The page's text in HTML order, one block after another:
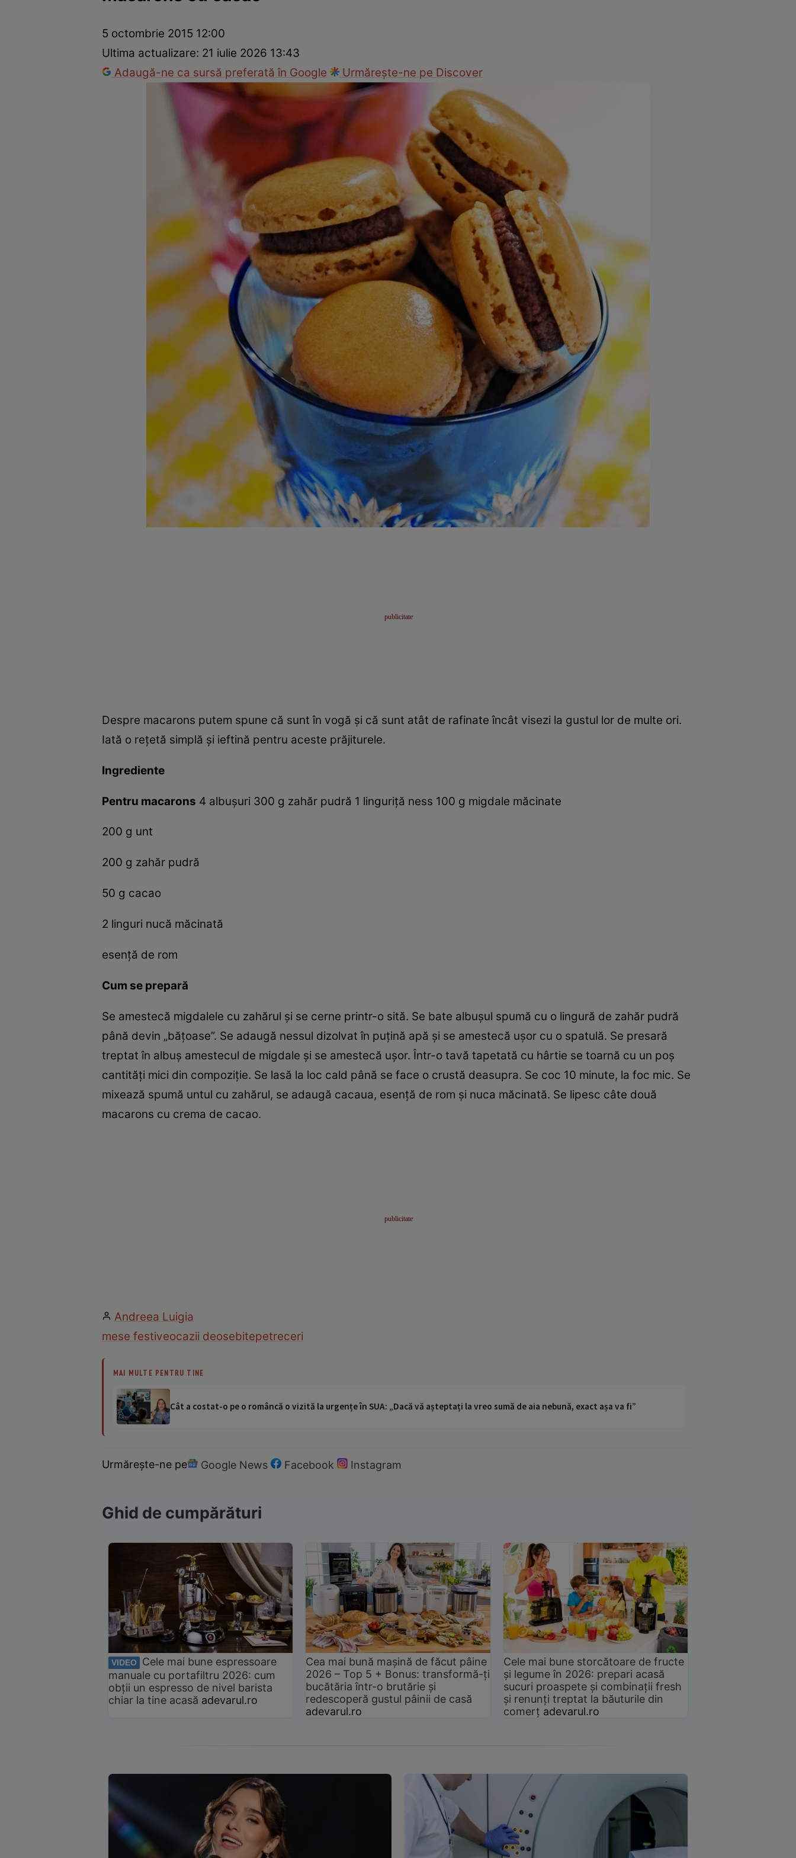
Mâncăruri rapideRețete cu legume
5 octombrie 2015 12:00
Ultima actualizare: 21 iulie 2026 13:43
Adaugă-ne ca sursă preferată în Google
Urmărește-ne pe Discover
Despre macarons putem spune că sunt în vogă şi că sunt atât de rafinate încât visezi la gustul lor de multe ori.
Iată o reţetă simplă şi ieftină pentru aceste prăjiturele.
Ingrediente
Pentru macarons 4 albuşuri 300 g zahăr pudră 1 linguriţă ness 100 g migdale măcinate
200 g unt
200 g zahăr pudră
50 g cacao
2 linguri nucă măcinată
esenţă de rom
Cum se prepară
Se amestecă migdalele cu zahărul şi se cerne printr-o sită. Se bate albuşul spumă cu o lingură de zahăr pudră
până devin „băţoase”. Se adaugă nessul dizolvat în puţină apă şi se amestecă uşor cu o spatulă. Se presară
treptat în albuş amestecul de migdale şi se amestecă uşor. ­Într-o tavă tapetată cu hârtie se toarnă cu un poş
cantităţi mici din compoziţie. Se ­lasă la loc cald până se ­face o crustă deasupra. Se coc 10 minute, la foc mic. Se
mixează spumă ­untul cu zahărul, se adaugă cacaua, esenţă de rom şi ­nuca măcinată. Se lipesc ­câte două
macarons cu crema de cacao.
Andreea Luigia
mese festiveocazii deosebitepetreceri
MAI MULTE PENTRU TINE
Cât a costat-o pe o româncă o vizită la urgențe în SUA: „Dacă vă așteptați la vreo sumă de aia nebună, exact așa va fi”
Urmărește-ne pe Google News Facebook Instagram
Ghid de cumpărături
VIDEO
Cele mai bune espressoare
manuale cu portafiltru 2026: cum
obții un espresso de nivel barista
chiar la tine acasă adevarul.ro
Cea mai bună mașină de făcut pâine
2026 – Top 5 + Bonus: transformă-ți
bucătăria într-o brutărie și
redescoperă gustul pâinii de casă
adevarul.ro
Cele mai bune storcătoare de fructe
și legume în 2026: prepari acasă
sucuri proaspete și combinații fresh
și renunți treptat la băuturile din
comerț adevarul.ro